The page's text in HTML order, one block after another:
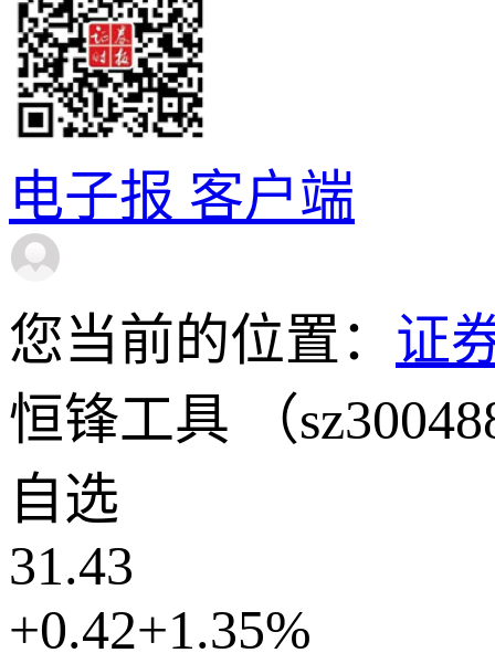
电子报 客户端
您当前的位置： 证
恒锋工具
（
自选
31.43
+0.42+1.35%